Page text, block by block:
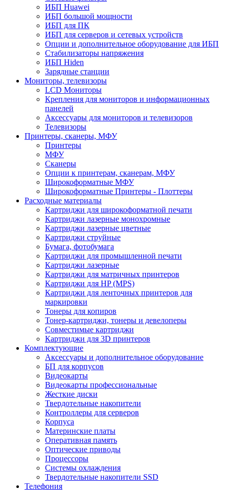
ИБП Huawei
ИБП большой мощности
ИБП для ПК
ИБП для серверов и сетевых устройств
Опции и дополнительное оборудование для ИБП
Стабилизаторы напряжения
ИБП Hiden
Зарядные станции
Мониторы, телевизоры
LCD Мониторы
Крепления для мониторов и информационных
панелей
Аксессуары для мониторов и телевизоров
Телевизоры
Принтеры, сканеры, МФУ
Принтеры
МФУ
Сканеры
Опции к принтерам, сканерам, МФУ
Широкоформатные МФУ
Широкоформатные Принтеры - Плоттеры
Расходные материалы
Картриджи для широкоформатной печати
Картриджи лазерные монохромные
Картриджи лазерные цветные
Картриджи струйные
Бумага, фотобумага
Картриджи для промышленной печати
Картриджи лазерные
Картриджи для матричных принтеров
Картриджи для HP (MPS)
Картриджи для ленточных принтеров для
маркировки
Тонеры для копиров
Тонер-картриджи, тонеры и девелоперы
Совместимые картриджи
Картриджи для 3D принтеров
Комплектующие
Аксессуары и дополнительное оборудование
БП для корпусов
Видеокарты
Видеокарты профессиональные
Жесткие диски
Твердотельные накопители
Контроллеры для серверов
Корпуса
Материнские платы
Оперативная память
Оптические приводы
Процессоры
Системы охлаждения
Твердотельные накопители SSD
Телефония